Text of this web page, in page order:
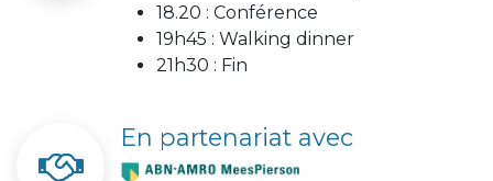
18.20 : Conférence
19h45 : Walking dinner
21h30 : Fin
En partenariat avec